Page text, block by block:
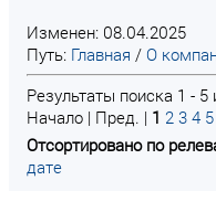
Изменен: 08.04.2025
Путь: Главная / О
Результаты поиска 1 - 5
Начало | Пред. | 1 2 3 4 5
Отсортировано по
дате